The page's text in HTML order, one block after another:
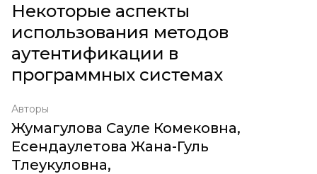
Некоторые аспекты
использования методов
аутентификации в
программных системах
Авторы
Жумагулова Сауле Комековна,
Есендаулетова Жана-Гуль
Тлеукуловна,